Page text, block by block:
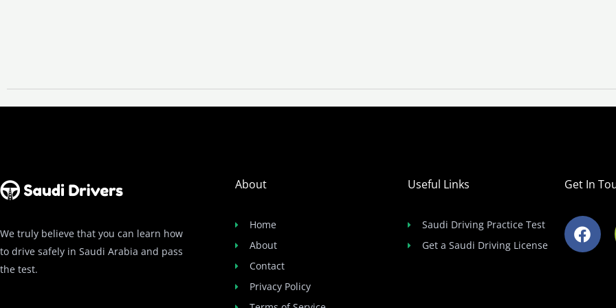
We truly believe that you can learn how
to drive safely in Saudi Arabia and pass
the test.
About
Home
About
Contact
Privacy Policy
Useful Links
Saudi Driving Practice Test
Get a Saudi Driving License
Get In
F
a
c